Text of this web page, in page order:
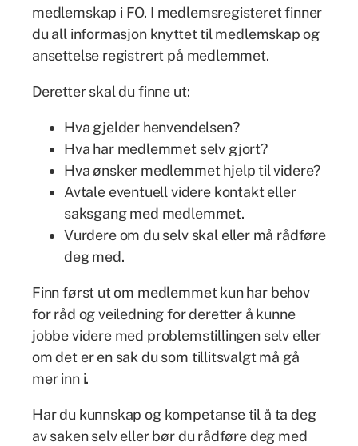
medlemskap i FO. I medlemsregisteret finner
du all informasjon knyttet til medlemskap og
ansettelse registrert på medlemmet.
Deretter skal du finne ut:
Hva gjelder henvendelsen?
Hva har medlemmet selv gjort?
Hva ønsker medlemmet hjelp til videre?
Avtale eventuell videre kontakt eller
saksgang med medlemmet.
Vurdere om du selv skal eller må rådføre
deg med.
Finn først ut om medlemmet kun har behov
for råd og veiledning for deretter å kunne
jobbe videre med problemstillingen selv eller
om det er en sak du som tillitsvalgt må gå
mer inn i.
Har du kunnskap og kompetanse til å ta deg
av saken selv eller bør du rådføre deg med